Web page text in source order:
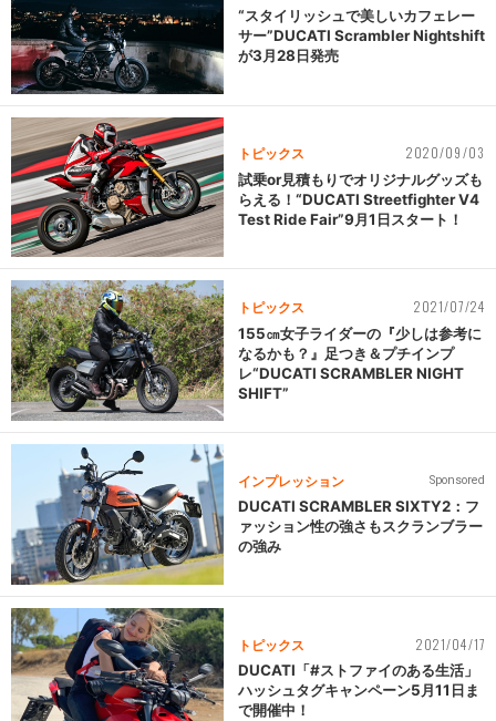
“スタイリッシュで美しいカフェレー
サー”DUCATI Scrambler Nightshift
が3月28日発売
トピックス 2020/09/03
試乗or見積もりでオリジナルグッズも
らえる！“DUCATI Streetfighter V4
Test Ride Fair”9月1日スタート！
トピックス 2021/07/24
155㎝女子ライダーの『少しは参考に
なるかも？』足つき＆プチインプ
レ“DUCATI SCRAMBLER NIGHT
SHIFT”
インプレッション Sponsored
DUCATI SCRAMBLER SIXTY2：フ
ァッション性の強さもスクランブラー
の強み
トピックス 2021/04/17
DUCATI「#ストファイのある生活」
ハッシュタグキャンペーン5月11日ま
で開催中！